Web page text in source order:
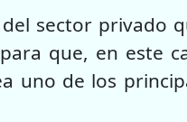
sector privado
que, en este
uno de los